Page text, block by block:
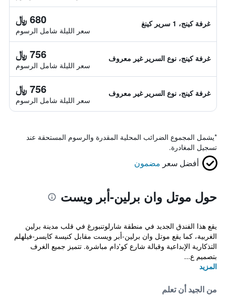
غرفة كينج، 1 سرير كينغ 680 ﷼
سعر الليلة شامل الرسوم
غرفة كينج، نوع السرير غير معروف 756 ﷼
سعر الليلة شامل الرسوم
غرفة كينج، نوع السرير غير معروف 756 ﷼
سعر الليلة شامل الرسوم
*يشمل المجموع الضرائب المحلية المقدرة والرسوم المستحقة عند
تسجيل المغادرة.
أفضل سعر مضمون
حول موتل وان برلين-أبر ويست
يقع هذا الفندق الجديد في منطقة شارلوتنبورغ في قلب مدينة برلين
الغربية، كما يقع موتل وان برلين-أبر ويست مقابل كنيسة كايسر-فيلهلم
التذكارية الإبداعية وقبالة شارع كو'دام مباشرة. تتميز جميع الغرف
بتصميم ع...
المزيد
من الجيد أن تعلم